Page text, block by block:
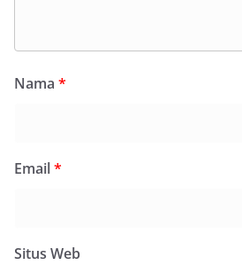
Nama *
Email*
Situs Web